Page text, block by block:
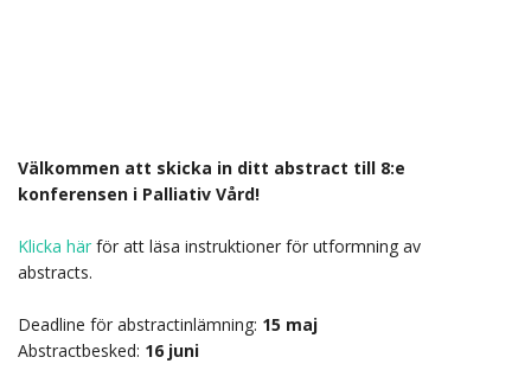
Välkommen att skicka in ditt abstract till 8:e
konferensen i Palliativ Vård!
Klicka här för att läsa instruktioner för utformning av
abstracts.
Deadline för abstractinlämning: 15 maj
Abstractbesked: 16 juni